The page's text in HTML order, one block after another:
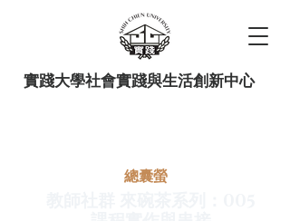
實踐大學社會實踐與生活創新中心
​總囊螢